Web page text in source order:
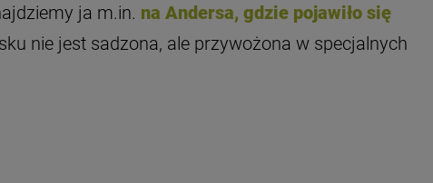
ja m.in. na Andersa, gdzie pojawiło się
nie jest sadzona, ale przywożona w specjalnych